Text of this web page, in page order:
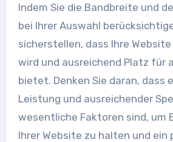
Indem Sie die Bandbreite und
bei Ihrer Auswahl
sicherstellen, dass Ihre
wird und ausreichend Platz für
bietet. Denken Sie daran, dass
Leistung und ausreichender
wesentliche Faktoren sind, um
Ihrer Website zu halten und ein